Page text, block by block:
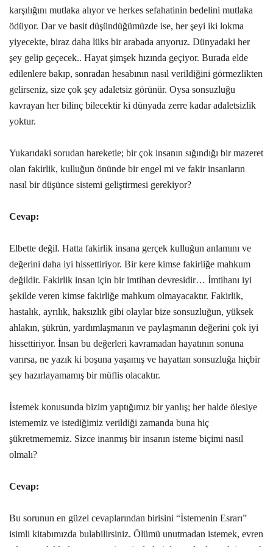
karşılığını mutlaka alıyor ve herkes sefahatinin bedelini mutlaka
ödüyor. Dar ve basit düşündüğümüzde ise, her şeyi iki lokma
yiyecekte, biraz daha lüks bir arabada arıyoruz. Dünyadaki her
şey gelip geçecek.. Hayat şimşek hızında geçiyor. Burada elde
edilenlere bakıp, sonradan hesabının nasıl verildiğini görmezlikten
gelirseniz, size çok şey adaletsiz görünür. Oysa sonsuzluğu
kavrayan her bilinç bilecektir ki dünyada zerre kadar adaletsizlik
yoktur.
Yukarıdaki sorudan hareketle; bir çok insanın sığındığı bir mazeret
olan fakirlik, kulluğun önünde bir engel mi ve fakir insanların
nasıl bir düşünce sistemi geliştirmesi gerekiyor?
Cevap:
Elbette değil. Hatta fakirlik insana gerçek kulluğun anlamını ve
değerini daha iyi hissettiriyor. Bir kere kimse fakirliğe mahkum
değildir. Fakirlik insan için bir imtihan devresidir… İmtihanı iyi
şekilde veren kimse fakirliğe mahkum olmayacaktır. Fakirlik,
hastalık, ayrılık, haksızlık gibi olaylar bize sonsuzluğun, yüksek
ahlakın, şükrün, yardımlaşmanın ve paylaşmanın değerini çok iyi
hissettiriyor. İnsan bu değerleri kavramadan hayatının sonuna
varırsa, ne yazık ki boşuna yaşamış ve hayattan sonsuzluğa hiçbir
şey hazırlayamamış bir müflis olacaktır.
İstemek konusunda bizim yaptığımız bir yanlış; her halde ölesiye
istememiz ve istediğimiz verildiği zamanda buna hiç
şükretmememiz. Sizce inanmış bir insanın isteme biçimi nasıl
olmalı?
Cevap:
Bu sorunun en güzel cevaplarından birisini “İstemenin Esrarı”
isimli kitabımızda bulabilirsiniz. Ölümü unutmadan istemek, evren